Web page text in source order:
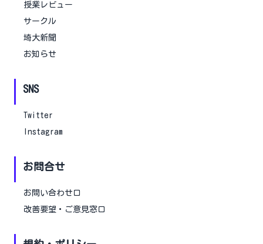
授業レビュー
サークル
埼大新聞
お知らせ
SNS
Twitter
Instagram
お問合せ
お問い合わせ口
改善要望・ご意見窓口